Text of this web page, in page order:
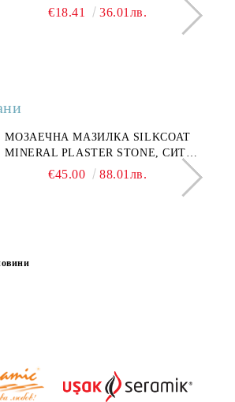
€18.41 36.01лв.
МОЗАЕЧНА МАЗИЛКА SILKCOAT
MINERAL PLASTER STONE, СИТЕН
КАМЪК 406 25КГ
€45.00 88.01лв.